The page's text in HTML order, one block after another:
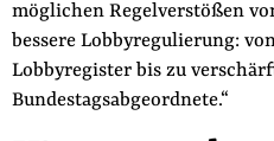
möglichen Regelverstößen
bessere Lobbyregulierung:
Lobbyregister bis zu
Bundestagsabgeordnete.“